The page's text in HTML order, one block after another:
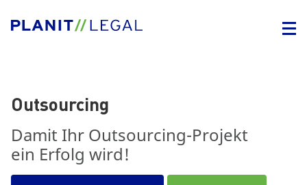
Outsourcing
Damit Ihr Outsourcing-Projekt
ein Erfolg wird!